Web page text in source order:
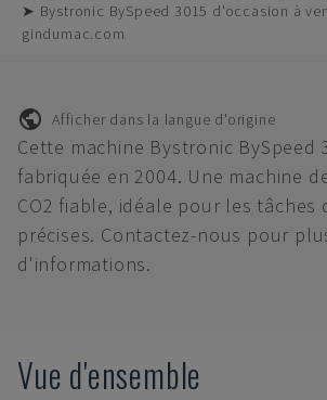
➤ Bystronic BySpeed 3015 d'occasion à
gindumac.com
Afficher dans la langue d'origine
Cette machine Bystronic BySpeed
fabriquée en 2004. Une machine
CO2 fiable, idéale pour les tâches
précises. Contactez-nous pour
d'informations.
Vue d'ensemble